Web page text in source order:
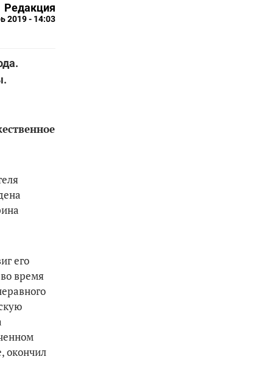
Редакция
2019 - 14:03
его
время
окончил